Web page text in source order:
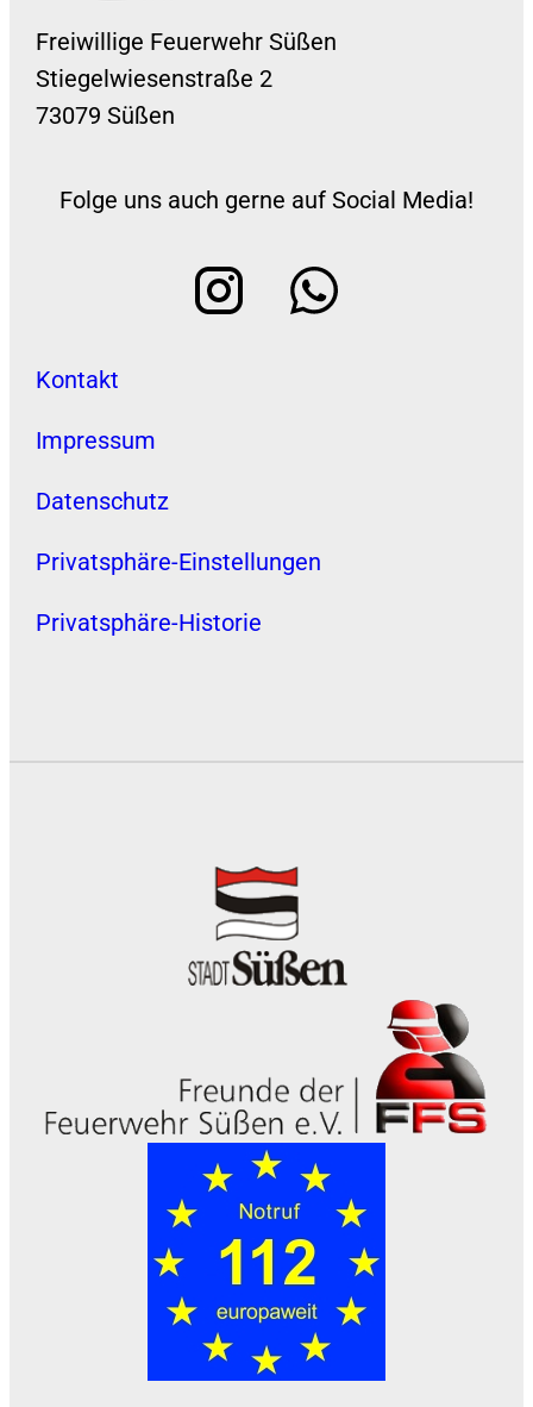
Freiwillige Feuerwehr Süßen
Stiegelwiesenstraße 2
73079 Süßen
Folge uns auch gerne auf Social Media!
Kontakt
Impressum
Datenschutz
Privatsphäre-Einstellungen
Privatsphäre-Historie